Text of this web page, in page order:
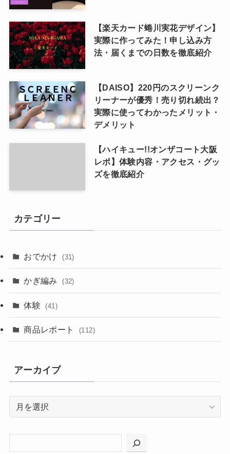
【楽天カード蜷川実花デザイン】
実際に作ってみた！申し込み方
法・届くまでの日数を徹底紹介
【DAISO】220円のスクリーンク
リーナーが優秀！売り切れ続出？
実際に使ってわかったメリット・
デメリット
【ハイキュー!!オンザコート大阪
レポ】体験内容・アクセス・グッ
ズを徹底紹介
カテゴリー
おでかけ (31)
かぎ編み (32)
体験 (41)
商品レポート (112)
アーカイブ